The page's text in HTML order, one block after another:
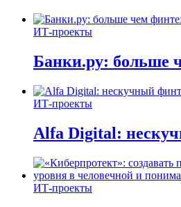
ИТ-проекты
Банки.ру: больше
ИТ-проекты
Alfa Digital:
ИТ-проекты